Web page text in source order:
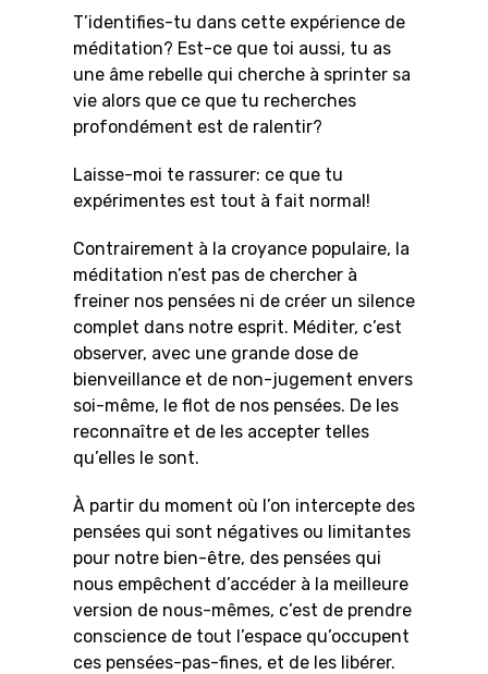
T’identifies-tu dans cette expérience de
méditation? Est-ce que toi aussi, tu as
une âme rebelle qui cherche à sprinter sa
vie alors que ce que tu recherches
profondément est de ralentir?
Laisse-moi te rassurer: ce que tu
expérimentes est tout à fait normal!
Contrairement à la croyance populaire, la
méditation n’est pas de chercher à
freiner nos pensées ni de créer un silence
complet dans notre esprit. Méditer, c’est
observer, avec une grande dose de
bienveillance et de non-jugement envers
soi-même, le flot de nos pensées. De les
reconnaître et de les accepter telles
qu’elles le sont.
À partir du moment où l’on intercepte des
pensées qui sont négatives ou limitantes
pour notre bien-être, des pensées qui
nous empêchent d’accéder à la meilleure
version de nous-mêmes, c’est de prendre
conscience de tout l’espace qu’occupent
ces pensées-pas-fines, et de les libérer.